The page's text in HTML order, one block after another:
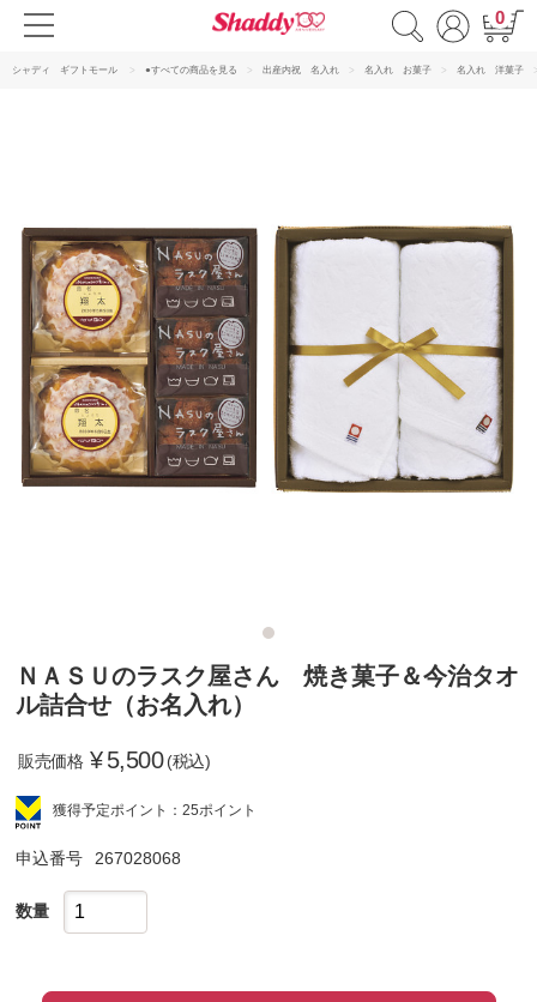
0
シャディ ギフトモール ●すべての商品を見る 出産内祝 名入れ 名入れ お菓子 名入れ 洋菓子
ＮＡＳＵのラスク屋さん 焼き菓子＆今治タオ
ル詰合せ（お名入れ）
販売価格 ¥5,500 (税込)
獲得予定ポイント：25ポイント
申込番号 267028068
数量